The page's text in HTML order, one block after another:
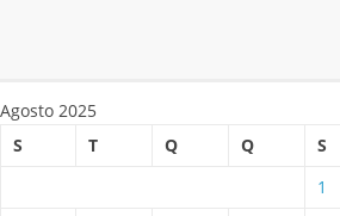
Agosto 2025
S
T Q Q S
1